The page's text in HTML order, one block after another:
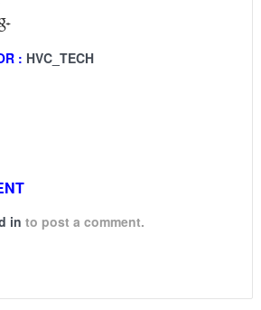
: HVC_TECH
in to post a comment.